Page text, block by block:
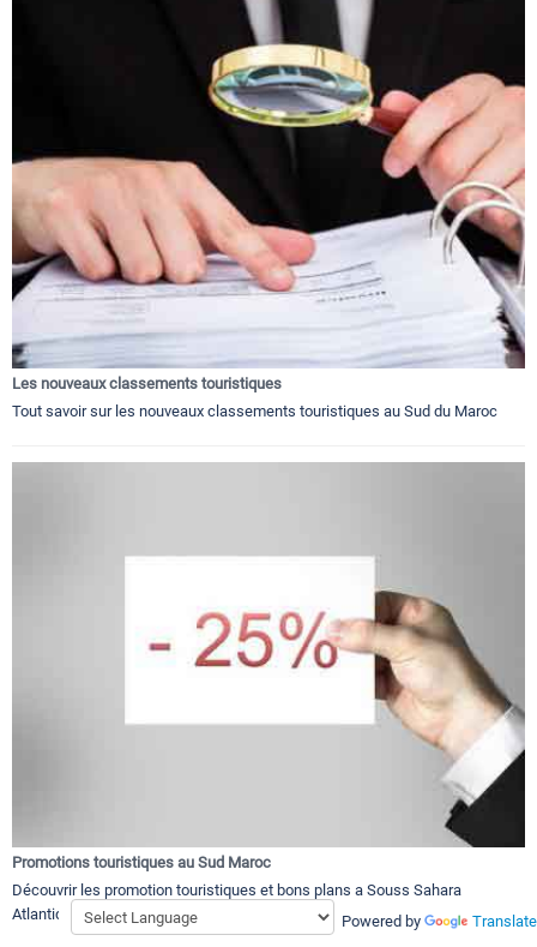
Les nouveaux classements touristiques
Tout savoir sur les nouveaux classements touristiques au Sud du Maroc
Promotions touristiques au Sud Maroc
Découvrir les promotion touristiques et bons plans a Souss Sahara
Atlantique
Powered by Translate